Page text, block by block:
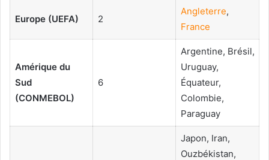
Europe (UEFA) 2
Angleterre,
France
Amérique du
Sud
(CONMEBOL)
6
Argentine, Brésil,
Uruguay,
Équateur,
Colombie,
Paraguay
Japon, Iran,
Ouzbékistan,